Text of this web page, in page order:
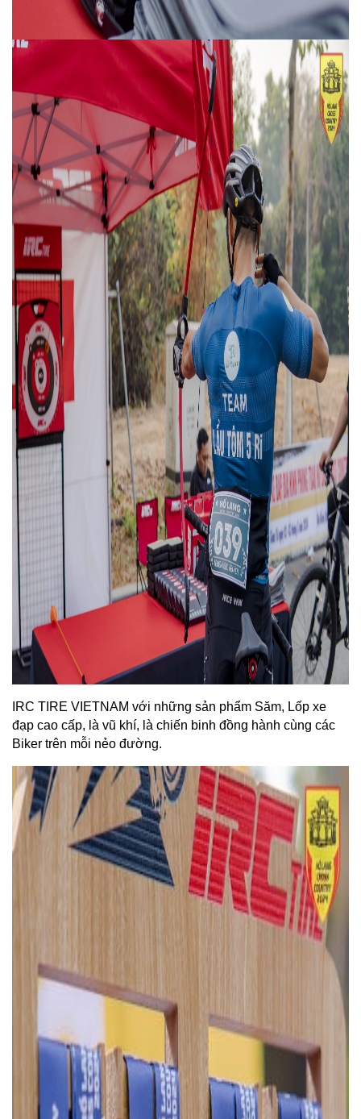
IRC TIRE VIETNAM với những sản phẩm Săm, Lốp xe
đạp cao cấp, là vũ khí, là chiến binh đồng hành cùng các
Biker trên mỗi nẻo đường.